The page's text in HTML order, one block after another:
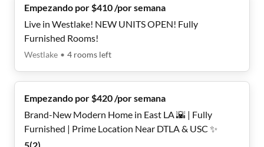
Empezando por $410 /por semana
Live in Westlake! NEW UNITS OPEN! Fully
Furnished Rooms!
Westlake • 4 rooms left
Empezando por $420 /por semana
Brand-New Modern Home in East LA 🌇 | Fully
Furnished | Prime Location Near DTLA & USC ✨